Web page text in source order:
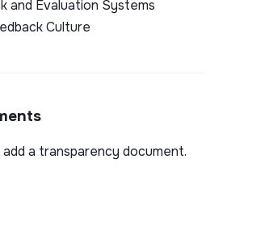
and Evaluation Systems
Culture
a transparency document.